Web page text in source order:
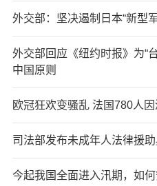
外交部：坚决遏制日本“新型
外交部回应《纽约时报》为“
中国原则
欧冠狂欢变骚乱 法国780人
司法部发布未成年人法律援助
今起我国全面进入汛期，如